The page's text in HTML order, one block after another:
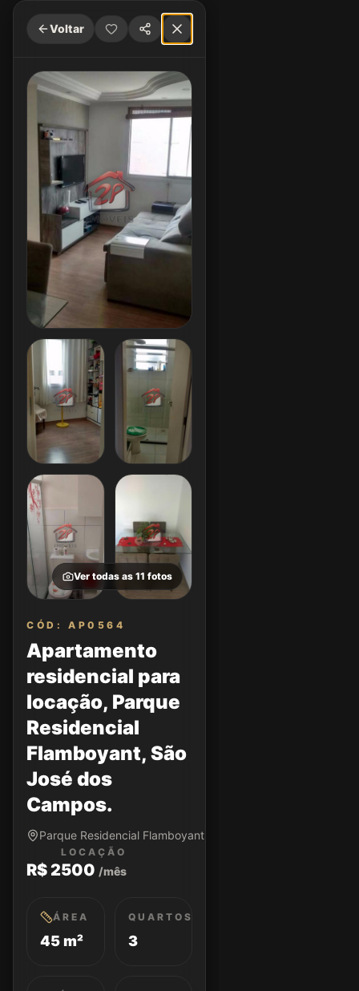
Voltar
Ver todas as 11 fotos
CÓD: AP0564
Apartamento
residencial para
locação, Parque
Residencial
Flamboyant, São
José dos
Campos.
Parque Residencial Flamboyant • São José dos Campos/SP
LOCAÇÃO
R$ 2500 /mês
ÁREA
45 m²
QUARTOS
3